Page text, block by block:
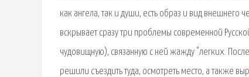
как ангела, так и души, есть образ и вид внешнего
вскрывает сразу три проблемы современной
чудовищную), связанную с ней жажду "легких.
решили съездить туда, осмотреть место, а также